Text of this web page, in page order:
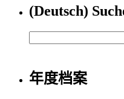
(Deutsch)
年度档案